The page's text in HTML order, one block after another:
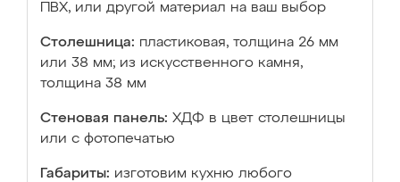
ПВХ, или другой материал на ваш выбор
Столешница: пластиковая, толщина 26 мм
или 38 мм; из искусственного камня,
толщина 38 мм
Стеновая панель: ХДФ в цвет столешницы
или с фотопечатью
Габариты: изготовим кухню любого